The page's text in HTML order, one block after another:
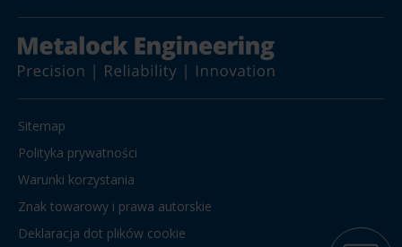
Sitemap
Polityka prywatności
Warunki korzystania
Znak towarowy i prawa autorskie
Deklaracja dot plików cookie